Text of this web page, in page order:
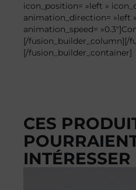
icon_position= »left »
animation_direction= »left »
animation_speed=
[/fusion_builder_column][/
[/fusion_builder_container]
CES
INTÉRESSER